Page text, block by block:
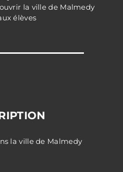
la ville de Malmedy
élèves
la ville de Malmedy